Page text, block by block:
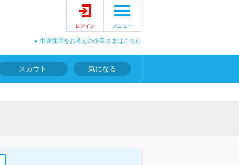
ログイン メニュー
中途採用をお考えの企業さまはこちら
スカウト 気になる